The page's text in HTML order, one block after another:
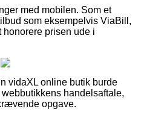
med mobilen. Som et
som eksempelvis ViaBill,
honorere prisen ude i
vidaXL online butik burde
handelsaftale,
opgave.